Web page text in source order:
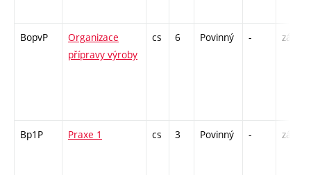
BopvP
Organizace
přípravy výroby
cs 6 Povinný - zá,zk
Bp1P Praxe 1 cs 3 Povinný - zá